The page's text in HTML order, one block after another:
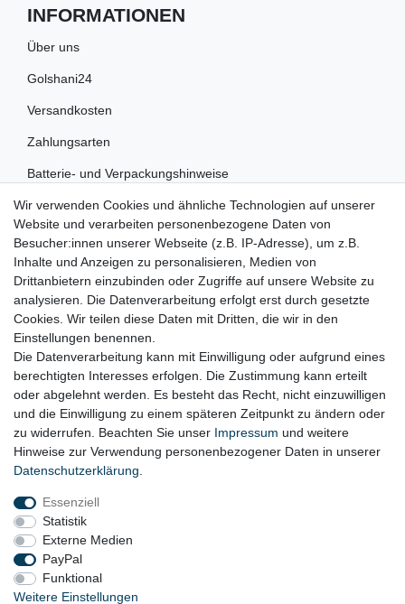
INFORMATIONEN
Über uns
Golshani24
Versandkosten
Zahlungsarten
Batterie- und Verpackungshinweise
RECHTLICHES
Impressum
Datenschutz
Widerrufsrecht
AGB
Widerrufsformular
KONTAKT
Tel.: 08031-23444-0
info@werkzeugfundgrube.de
Wir verwenden Cookies und ähnliche Technologien auf unserer
Website und verarbeiten personenbezogene Daten von
Besucher:innen unserer Webseite (z.B. IP-Adresse), um z.B.
Inhalte und Anzeigen zu personalisieren, Medien von
Drittanbietern einzubinden oder Zugriffe auf unsere Website zu
analysieren. Die Datenverarbeitung erfolgt erst durch gesetzte
Cookies. Wir teilen diese Daten mit Dritten, die wir in den
Einstellungen benennen.
Die Datenverarbeitung kann mit Einwilligung oder aufgrund eines
berechtigten Interesses erfolgen. Die Zustimmung kann erteilt
oder abgelehnt werden. Es besteht das Recht, nicht einzuwilligen
und die Einwilligung zu einem späteren Zeitpunkt zu ändern oder
zu widerrufen. Beachten Sie unser Impressum und weitere
Hinweise zur Verwendung personenbezogener Daten in unserer
Daten­schutz­erklärung
Essenziell
Statistik
Externe Medien
PayPal
Funktional
Weitere Einstellungen